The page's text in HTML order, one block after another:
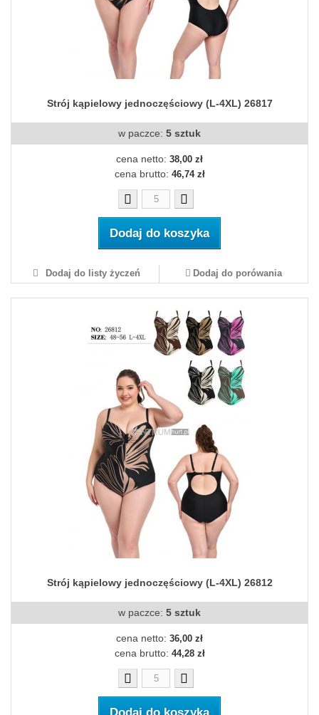
Strój kąpielowy jednoczęściowy (L-4XL) 26817
w paczce: 5 sztuk
cena netto: 38,00 zł
cena brutto: 46,74 zł
Dodaj do koszyka
Dodaj do listy życzeń Dodaj do porówania
Strój kąpielowy jednoczęściowy (L-4XL) 26812
w paczce: 5 sztuk
cena netto: 36,00 zł
cena brutto: 44,28 zł